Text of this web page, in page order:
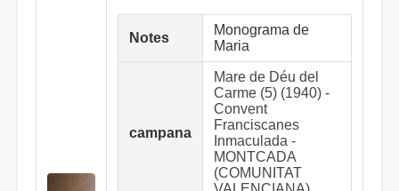
Notes
Monograma de
Maria
campana
Mare de Déu del
Carme (5) (1940) -
Convent
Franciscanes
Inmaculada -
MONTCADA
(COMUNITAT